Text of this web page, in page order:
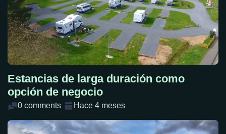
Estancias de larga duración como
opción de negocio
0 comments Hace 4 meses